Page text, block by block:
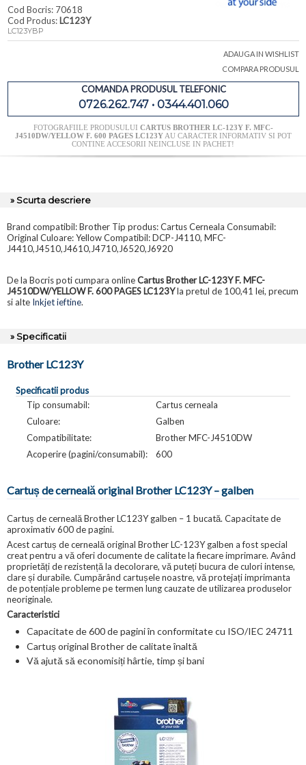
Cod Bocris: 70618
Cod Produs: LC123Y
LC123YBP
ADAUGA IN WISHLIST
COMPARA PRODUSUL
COMANDA PRODUSUL TELEFONIC
0726.262.747 • 0344.401.060
FOTOGRAFIILE PRODUSULUI CARTUS BROTHER LC-123Y F. MFC-
J4510DW/YELLOW F. 600 PAGES LC123YAU CARACTER INFORMATIV SI POT
CONTINE ACCESORII NEINCLUSE IN PACHET!
» Scurta descriere
Brand compatibil: Brother Tip produs: Cartus Cerneala Consumabil:
Original Culoare: Yellow Compatibil: DCP-J4110, MFC-
J4410,J4510,J4610,J4710,J6520,J6920
De la Bocris poti cumpara onlineCartus Brother LC-123Y F. MFC-
J4510DW/YELLOW F. 600 PAGES LC123Yla pretul de 100,41 lei, precum
si alte Inkjet ieftine.
» Specificatii
Brother LC123Y
Specificatii produs
Tip consumabil:
Cartus cerneala
Culoare:
Galben
Compatibilitate:
Brother MFC-J4510DW
Acoperire (pagini/consumabil):
600
Cartuș de cerneală original Brother LC123Y – galben
Cartuș de cerneală Brother LC123Y galben – 1 bucată. Capacitate de
aproximativ 600 de pagini.
Acest cartuș de cerneală original Brother LC-123Y galben a fost special
creat pentru a vă oferi documente de calitate la fiecare imprimare. Având
proprietăți de rezistență la decolorare, vă puteți bucura de culori intense,
clare și durabile. Cumpărând cartușele noastre, vă protejați imprimanta
de potențiale probleme pe termen lung cauzate de utilizarea produselor
neoriginale.
Caracteristici
Capacitate de 600 de pagini în conformitate cu ISO/IEC 24711
Cartuș original Brother de calitate înaltă
Vă ajută să economisiți hârtie, timp și bani